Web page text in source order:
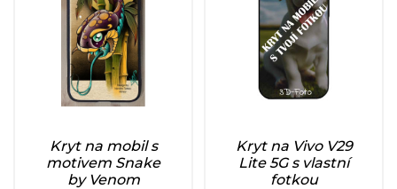
Kryt na mobil s
motivem Snake
by Venom
Kryt na Vivo V29
Lite 5G s vlastní
fotkou